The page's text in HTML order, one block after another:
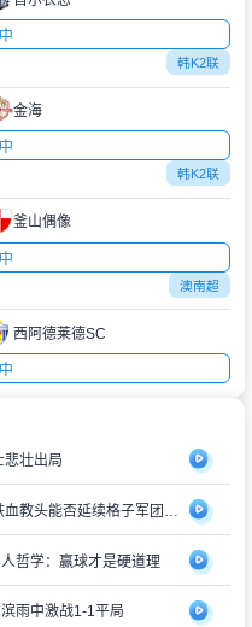
韩K2联
金海
韩K2联
釜山偶像
澳南超
西阿德莱德SC
悲壮出局
哲学：赢球才是硬道理
雨中激战1-1平局